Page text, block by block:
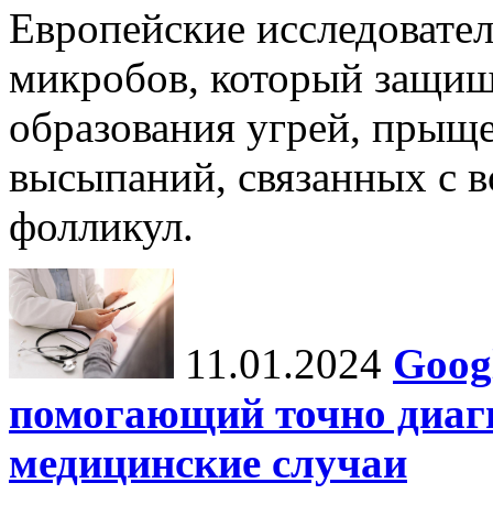
Европейские
микробов, который
образования угрей,
высыпаний, связанных с
фолликул.
11.01.2024
помогающий точно
медицинские случаи